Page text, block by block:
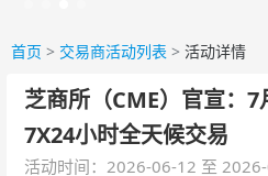
首页 > 交易商活动列表 > 活动详情
芝商所（CME）官宣：
7X24小时全天候交易
活动时间：2026-06-12 至